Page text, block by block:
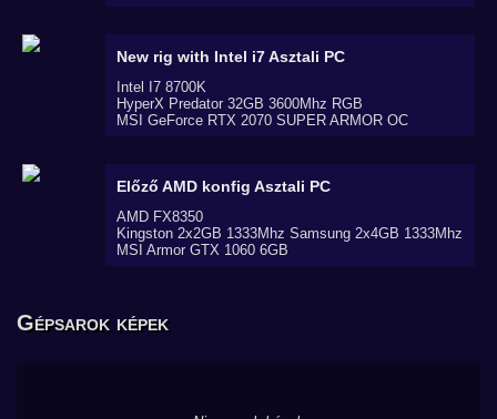
New rig with Intel i7Asztali PC
Intel I7 8700K
HyperX Predator 32GB 3600Mhz RGB
MSI GeForce RTX 2070 SUPER ARMOR OC
Előző AMD konfig Asztali PC
AMD FX8350
Kingston 2x2GB 1333Mhz Samsung 2x4GB 1333Mhz
MSI Armor GTX 1060 6GB
Gépsarok képek